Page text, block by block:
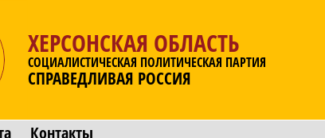
ХЕРСОНСКАЯ ОБЛАСТЬ
СОЦИАЛИСТИЧЕСКАЯ ПОЛИТИЧЕСКАЯ ПАРТИЯ
СПРАВЕДЛИВАЯ РОССИЯ
Контакты